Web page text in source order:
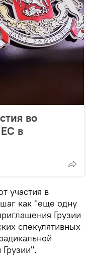
во
в
участия в
как "еще одну
Грузии
спекулятивных